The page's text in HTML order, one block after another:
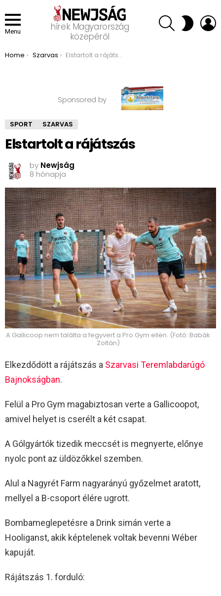
Menu
hírek Magyarország
közepéről
SEARCH SWITCH
SKIN
You are here:
Home Szarvas Elstartolt a rájátszás
Sponsored by
SPORT SZARVAS
Elstartolt a rájátszás
by Newjság
8 hónapja
A Gallicoop nem találta a fegyvert a Pro Gym ellen. (Fotó: Babák
Zoltán)
Elkezdődött a rájátszás a Szarvasi Teremlabdarúgó
Bajnokságban.
Felül a Pro Gym magabiztosan verte a Gallicoopot,
amivel helyet is cserélt a két csapat.
A Gólgyártók tizedik meccsét is megnyerte, előnye
nyolc pont az üldözőkkel szemben.
Alul a Nagyrét Farm nagyarányú győzelmet aratott,
mellyel a B-csoport élére ugrott.
Bombameglepetésre a Drink simán verte a
Hooliganst, akik képtelenek voltak bevenni Wéber
kapuját.
Rájátszás 1. forduló: